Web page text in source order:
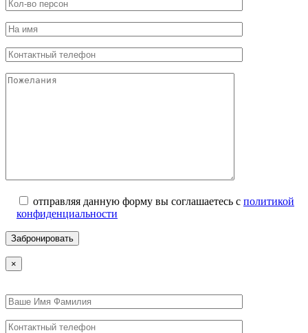
отправляя данную форму вы соглашаетесь с политикой
конфиденциальности
×